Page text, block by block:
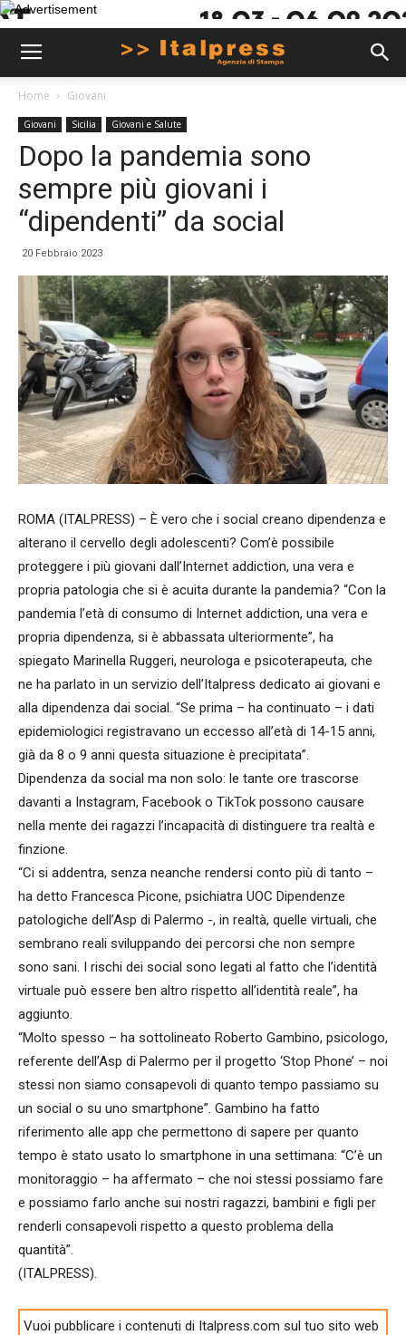
Home Giovani
Giovani Sicilia Giovani e Salute
Dopo la pandemia sono
sempre più giovani i
“dipendenti” da social
20 Febbraio 2023
ROMA (ITALPRESS) – È vero che i social creano dipendenza e
alterano il cervello degli adolescenti? Com’è possibile
proteggere i più giovani dall’Internet addiction, una vera e
propria patologia che si è acuita durante la pandemia? “Con la
pandemia l’età di consumo di Internet addiction, una vera e
propria dipendenza, si è abbassata ulteriormente”, ha
spiegato Marinella Ruggeri, neurologa e psicoterapeuta, che
ne ha parlato in un servizio dell’Italpress dedicato ai giovani e
alla dipendenza dai social. “Se prima – ha continuato – i dati
epidemiologici registravano un eccesso all’età di 14-15 anni,
già da 8 o 9 anni questa situazione è precipitata”.
Dipendenza da social ma non solo: le tante ore trascorse
davanti a Instagram, Facebook o TikTok possono causare
nella mente dei ragazzi l’incapacità di distinguere tra realtà e
finzione.
“Ci si addentra, senza neanche rendersi conto più di tanto –
ha detto Francesca Picone, psichiatra UOC Dipendenze
patologiche dell’Asp di Palermo -, in realtà, quelle virtuali, che
sembrano reali sviluppando dei percorsi che non sempre
sono sani. I rischi dei social sono legati al fatto che l’identità
virtuale può essere ben altro rispetto all’identità reale”, ha
aggiunto.
“Molto spesso – ha sottolineato Roberto Gambino, psicologo,
referente dell’Asp di Palermo per il progetto ‘Stop Phone’ – noi
stessi non siamo consapevoli di quanto tempo passiamo su
un social o su uno smartphone”. Gambino ha fatto
riferimento alle app che permettono di sapere per quanto
tempo è stato usato lo smartphone in una settimana: “C’è un
monitoraggio – ha affermato – che noi stessi possiamo fare
e possiamo farlo anche sui nostri ragazzi, bambini e figli per
renderli consapevoli rispetto a questo problema della
quantità”.
(ITALPRESS).
Vuoi pubblicare i contenuti di Italpress.com sul tuo sito web